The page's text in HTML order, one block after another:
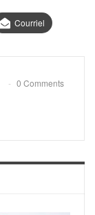
Courriel
0 Comments